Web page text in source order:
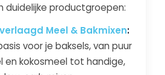
duidelijke productgroepen:
Meel & Bakmixen:
voor je baksels, van puur
en kokosmeel tot handige,